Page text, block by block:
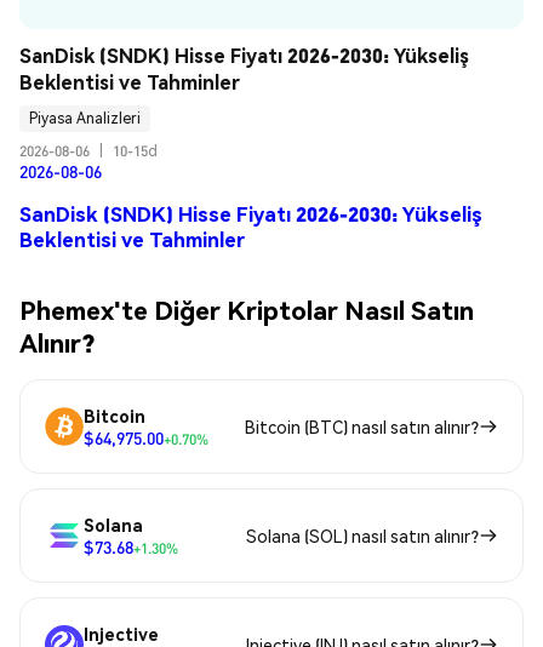
SanDisk (SNDK) Hisse Fiyatı 2026-2030: Yükseliş
Beklentisi ve Tahminler
Piyasa Analizleri
2026-08-06
10-15d
2026-08-06
SanDisk (SNDK) Hisse Fiyatı 2026-2030: Yükseliş
Beklentisi ve Tahminler
Phemex'te Diğer Kriptolar Nasıl Satın
Alınır?
Bitcoin
$64,975.00+0.70%
Bitcoin (BTC) nasıl satın alınır?
Solana
$73.68+1.30%
Solana (SOL) nasıl satın alınır?
Injective